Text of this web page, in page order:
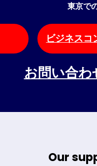
東京で
ビジネスコ
お問い合
Our